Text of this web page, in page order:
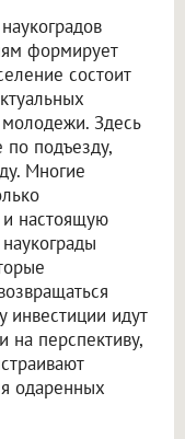
формирует
состоит
Здесь
подъезду,
Многие
настоящую
инвестиции идут
на перспективу,
одаренных